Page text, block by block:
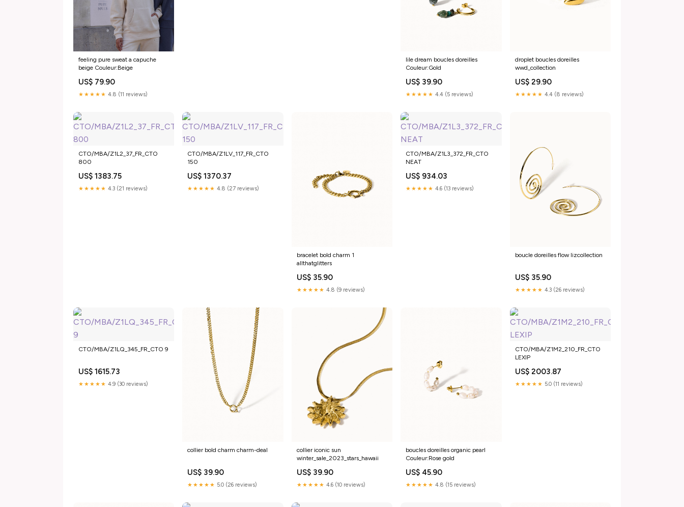
feeling pure sweat a capuche
beige Couleur:Beige
US$ 79.90
★★★★★ 4.8 (11 reviews)
lile dream boucles doreilles
Couleur:Gold
US$ 39.90
★★★★★ 4.4 (5 reviews)
droplet boucles doreilles
wwd_collection
US$ 29.90
★★★★★ 4.4 (8 reviews)
CTO/MBA/Z1L2_37_FR_CTO
800
US$ 1383.75
★★★★★ 4.3 (21 reviews)
CTO/MBA/Z1LV_117_FR_CTO
150
US$ 1370.37
★★★★★ 4.8 (27 reviews)
bracelet bold charm 1
allthatglitters
US$ 35.90
★★★★★ 4.8 (9 reviews)
CTO/MBA/Z1L3_372_FR_CTO
NEAT
US$ 934.03
★★★★★ 4.6 (13 reviews)
boucle doreilles flow lizcollection
US$ 35.90
★★★★★ 4.3 (26 reviews)
CTO/MBA/Z1LQ_345_FR_CTO 9
US$ 1615.73
★★★★★ 4.9 (30 reviews)
collier bold charm charm-deal
US$ 39.90
★★★★★ 5.0 (26 reviews)
collier iconic sun
winter_sale_2023_stars_hawaii
US$ 39.90
★★★★★ 4.6 (10 reviews)
boucles doreilles organic pearl
Couleur:Rose gold
US$ 45.90
★★★★★ 4.8 (15 reviews)
CTO/MBA/Z1M2_210_FR_CTO
LEXIP
US$ 2003.87
★★★★★ 5.0 (11 reviews)